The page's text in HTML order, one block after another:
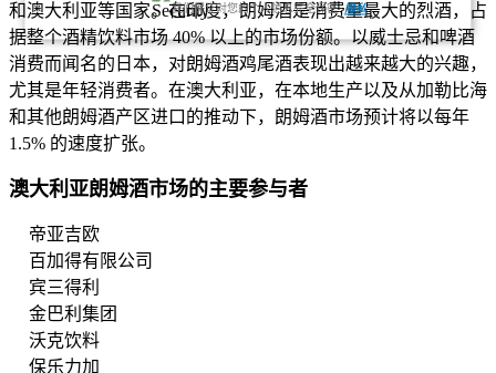
我们保证对您的个人信息完全保密.隐私
和澳大利亚等国家。在印度，朗姆酒是消费量最大的烈酒，占
据整个酒精饮料市场 40% 以上的市场份额。以威士忌和啤酒
消费而闻名的日本，对朗姆酒鸡尾酒表现出越来越大的兴趣，
尤其是年轻消费者。在澳大利亚，在本地生产以及从加勒比海
和其他朗姆酒产区进口的推动下，朗姆酒市场预计将以每年
1.5% 的速度扩张。
澳大利亚朗姆酒市场的主要参与者
帝亚吉欧
百加得有限公司
宾三得利
金巴利集团
沃克饮料
保乐力加